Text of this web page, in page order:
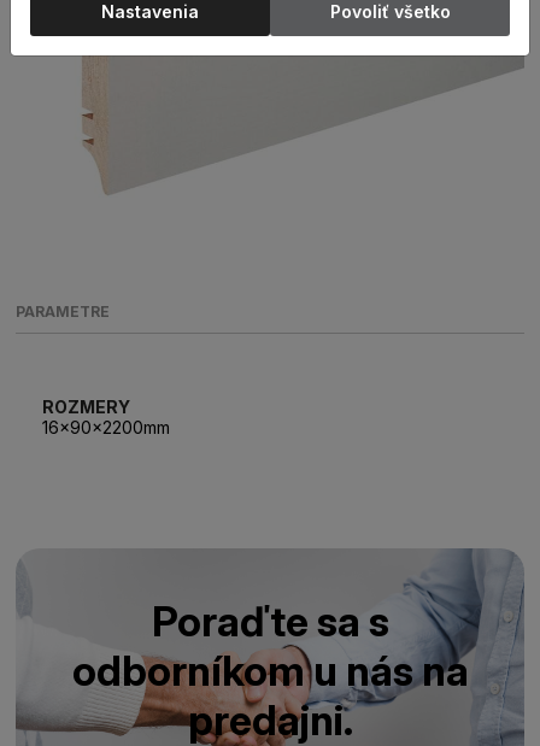
PARAMETRE
ROZMERY
16x90x2200mm
Poraďte sa s
odborníkom u nás na
predajni.
Nastavenia Povoliť všetko